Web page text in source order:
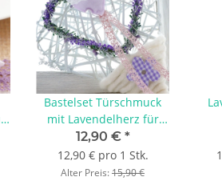
antwortet bei zarter
liebevollem Duft ohne
rot zu werden.
sind wie viele Worte, die
Staunen nicht
kann.
Elisabeth Wiedenmann,
Autorin für kreative Ideen
Bastelset Türschmuck
mit Lavendelherz für
Frühjahr Sommer selber
basteln. Großes
Rebenherz weiß lila
12,90 € *
12,90 € pro 1 Stk.
Alter Preis:15,90 €